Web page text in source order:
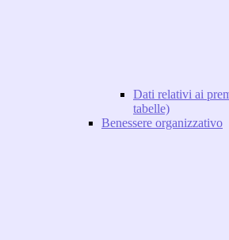
Dati relativi ai
tabelle)
Benessere organizzativo